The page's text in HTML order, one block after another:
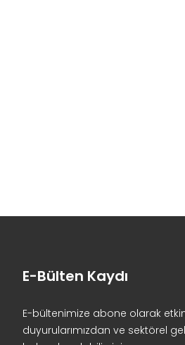
E-Bülten Kaydı
E-bültenimize abone olarak
duyurularımızdan ve sektörel